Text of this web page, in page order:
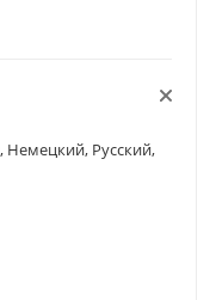
Немецкий, Русский,